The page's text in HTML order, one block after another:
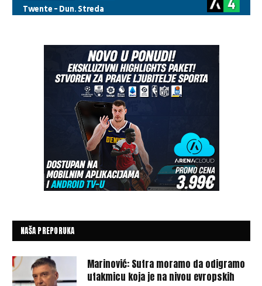
NAŠA PREPORUKA
Marinović: Sutra moramo da odigramo
utakmicu koja je na nivou evropskih